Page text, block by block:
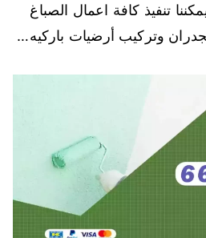
تنفيذ كافة اعمال الصباغ
وتركيب أرضيات باركيه…